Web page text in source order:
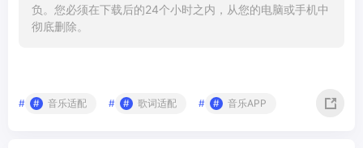
负。您必须在下载后的24个小时之内，从您的电脑或手机中
彻底删除。
# 音乐适配 # 歌词适配 # 音乐APP